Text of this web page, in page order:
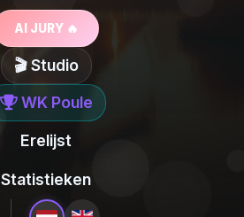
AI JURY 🔥
🎬 Studio
WK Poule
Erelijst
Statistieken